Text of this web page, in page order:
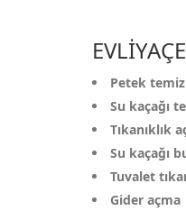
Petek
Su kaçağı
Tıkanıklık
Su kaçağı
Tuvalet
Gider açma